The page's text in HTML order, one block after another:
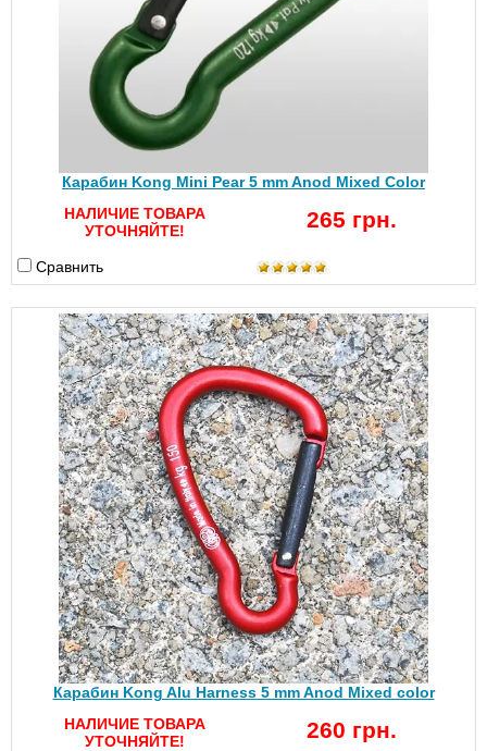
Карабин Kong Mini Pear 5 mm Anod Mixed Color
НАЛИЧИЕ ТОВАРА
УТОЧНЯЙТЕ!
265 грн.
Сравнить
Карабин Kong Alu Harness 5 mm Anod Mixed color
НАЛИЧИЕ ТОВАРА
УТОЧНЯЙТЕ!
260 грн.